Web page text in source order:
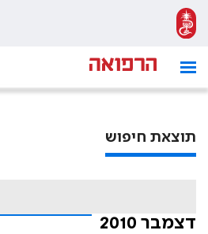
תוצאת חיפוש
דצמבר 2010